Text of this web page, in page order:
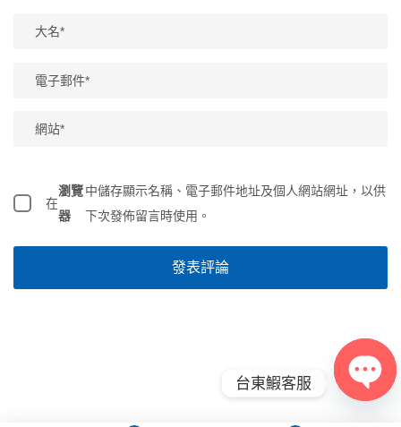
在
瀏覽
器
中儲存顯示名稱、電子郵件地址及個人網站網址，以供
下次發佈留言時使用。
台東鰕客服